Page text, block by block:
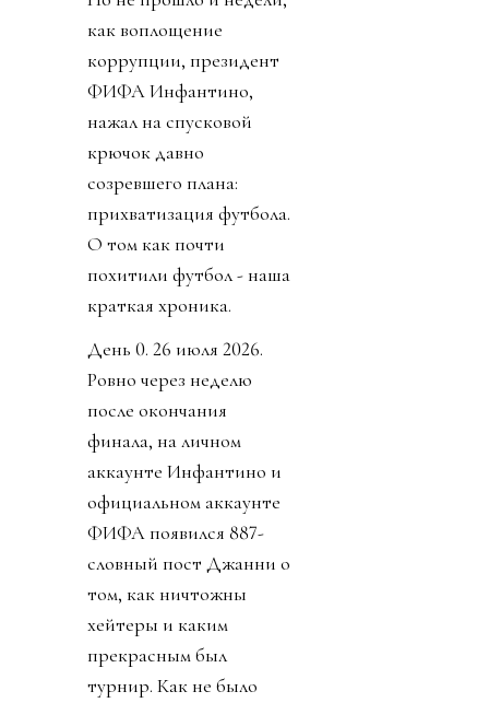
как воплощение
коррупции, президент
ФИФА Инфантино,
нажал на спусковой
крючок давно
созревшего плана:
прихватизация футбола.
О том как почти
похитили футбол - наша
краткая хроника.
День 0. 26 июля 2026.
Ровно через неделю
после окончания
финала, на личном
аккаунте Инфантино и
официальном аккаунте
ФИФА появился 887-
словный пост Джанни о
том, как ничтожны
хейтеры и каким
прекрасным был
турнир. Как не было